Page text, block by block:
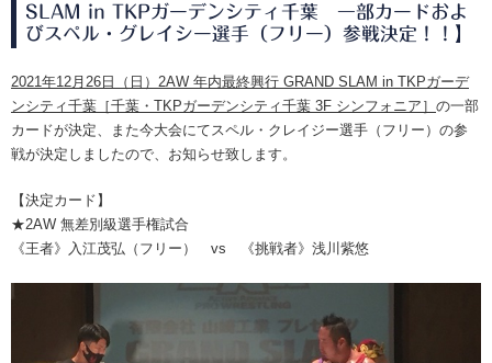
SLAM in TKPガーデンシティ千葉 一部カードおよ
びスペル・グレイシー選手（フリー）参戦決定！！】
2021年12月26日（日）2AW 年内最終興行 GRAND SLAM in TKPガーデ
ンシティ千葉［千葉・TKPガーデンシティ千葉 3F シンフォニア］ の一部
カードが決定、また今大会にてスペル・クレイジー選手（フリー）の参
戦が決定しましたので、お知らせ致します。
【決定カード】
★2AW 無差別級選手権試合
《王者》入江茂弘（フリー） vs 《挑戦者》浅川紫悠